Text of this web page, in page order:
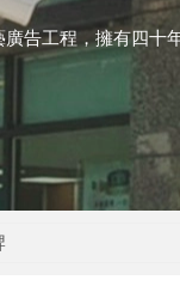
廣告工程，擁有四十